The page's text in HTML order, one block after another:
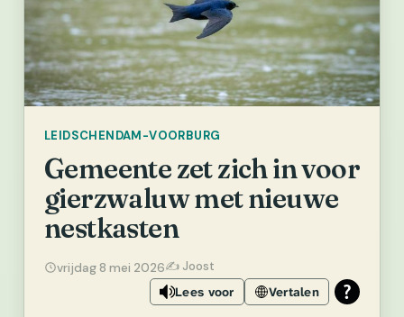
LEIDSCHENDAM-VOORBURG
Gemeente zet zich in voor
gierzwaluw met nieuwe
nestkasten
vrijdag 8 mei 2026✍️ Joost
Lees voor Vertalen